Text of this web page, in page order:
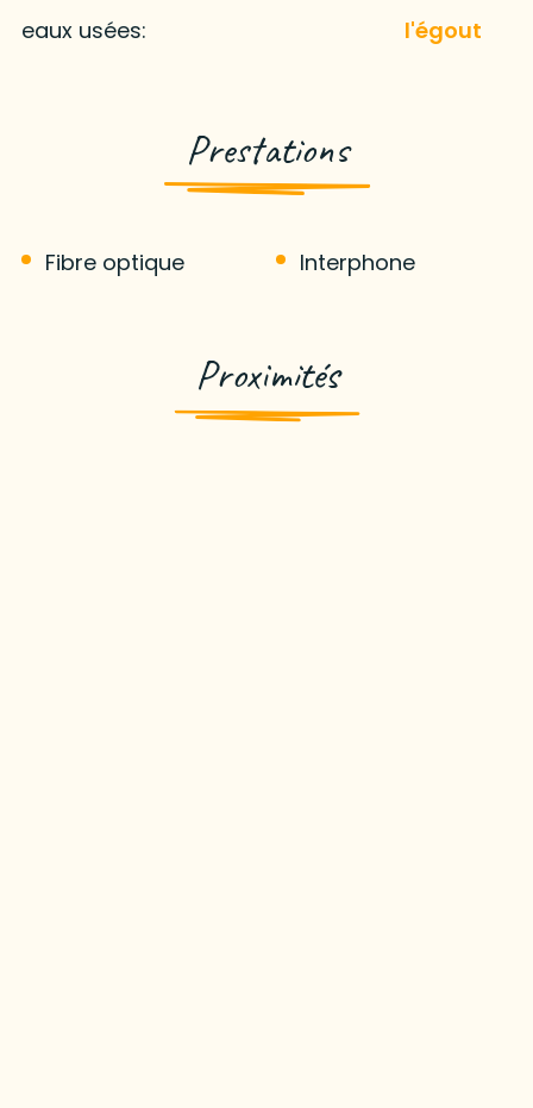
eaux usées:
l'égout
Prestations
Fibre optique Interphone
Proximités